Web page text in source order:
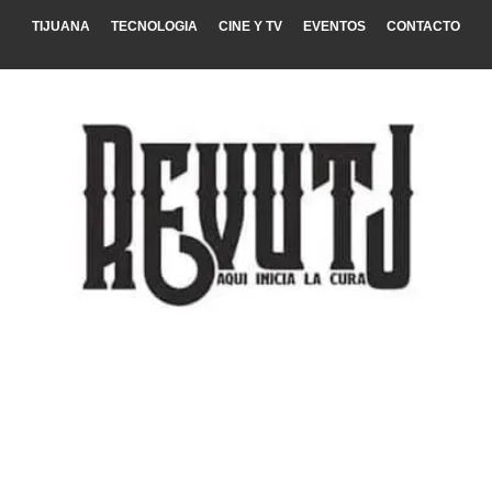
TIJUANA TECNOLOGIA CINE Y TV EVENTOS CONTACTO